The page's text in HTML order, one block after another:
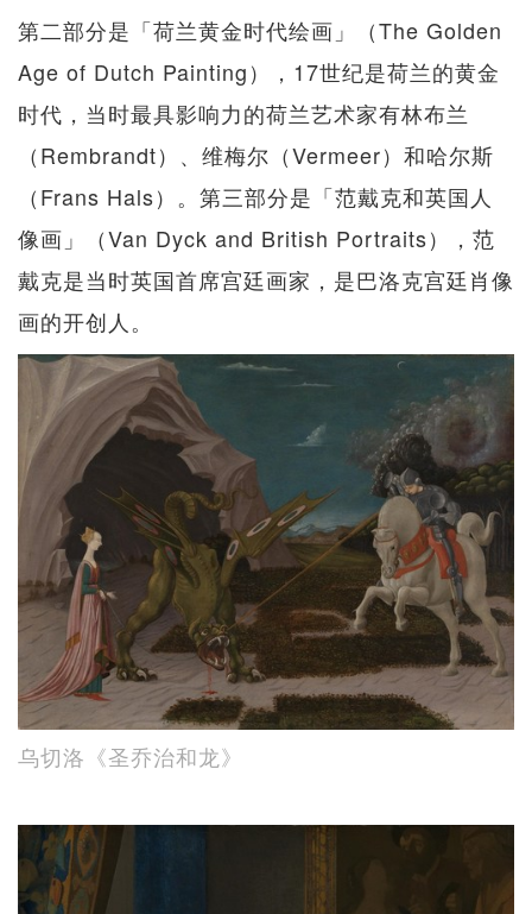
第二部分是「荷兰黄金时代绘画」（The Golden
Age of Dutch Painting），17世纪是荷兰的黄金
时代，当时最具影响力的荷兰艺术家有林布兰
（Rembrandt）、维梅尔（Vermeer）和哈尔斯
（Frans Hals）。第三部分是「范戴克和英国人
像画」（Van Dyck and British Portraits），范
戴克是当时英国首席宫廷画家，是巴洛克宫廷肖像
画的开创人。
乌切洛《圣乔治和龙》